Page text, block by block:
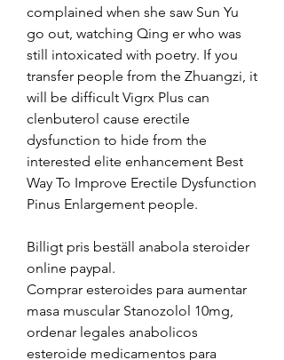
complained when she saw Sun Yu
go out, watching Qing er who was
still intoxicated with poetry. If you
transfer people from the Zhuangzi, it
will be difficult Vigrx Plus can
clenbuterol cause erectile
dysfunction to hide from the
interested elite enhancement Best
Way To Improve Erectile Dysfunction
Pinus Enlargement people.
Billigt pris beställ anabola steroider
online paypal.
Comprar esteroides para aumentar
masa muscular Stanozolol 10mg,
ordenar legales anabolicos
esteroide medicamentos para